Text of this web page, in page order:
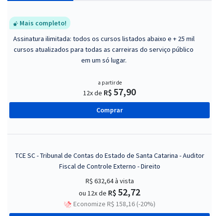
Mais completo!
Assinatura ilimitada: todos os cursos listados abaixo e + 25 mil
cursos atualizados para todas as carreiras do serviço público
em um só lugar.
a partir de
12x de R$ 57,90
Comprar
TCE SC - Tribunal de Contas do Estado de Santa Catarina - Auditor
Fiscal de Controle Externo - Direito
R$ 632,64à vista
ou 12x de R$ 52,72
Economize R$ 158,16 (-20%)